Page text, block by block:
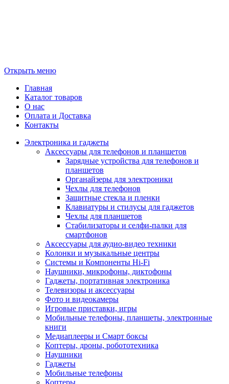
Открыть меню
Главная
Каталог товаров
О нас
Оплата и Доставка
Контакты
Электроника и гаджеты
Аксессуары для телефонов и планшетов
Зарядные устройства для телефонов и
планшетов
Органайзеры для электроники
Чехлы для телефонов
Защитные стекла и пленки
Клавиатуры и стилусы для гаджетов
Чехлы для планшетов
Стабилизаторы и селфи-палки для
смартфонов
Аксессуары для аудио-видео техники
Колонки и музыкальные центры
Системы и Компоненты Hi-Fi
Наушники, микрофоны, диктофоны
Гаджеты, портативная электроника
Телевизоры и аксессуары
Фото и видеокамеры
Игровые приставки, игры
Мобильные телефоны, планшеты, электронные
книги
Медиаплееры и Смарт боксы
Коптеры, дроны, робототехника
Наушники
Гаджеты
Мобильные телефоны
Коптеры